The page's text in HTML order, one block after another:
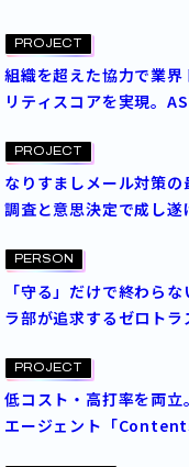
PROJECT
組織を超えた協力で業界
リティスコアを実現。
PROJECT
なりすましメール対策の
調査と意思決定で成し
PERSON
「守る」だけで終わら
ラ部が追求するゼロト
PROJECT
低コスト・高打率を両
エージェント「